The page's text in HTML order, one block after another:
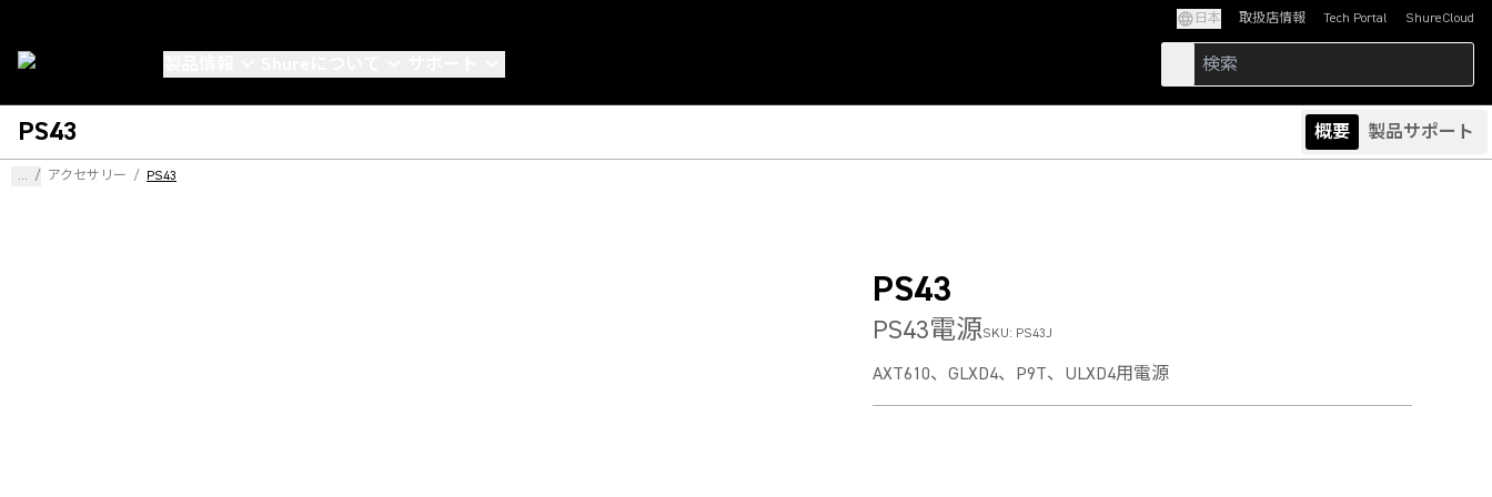
日本 取扱店情報 Tech Portal
(Opens in a new tab)ShureCloud
(Opens in a new
PS43 概要 製品サポート
... / アクセサリー / PS43
PS43
PS43電源SKU: PS43J
AXT610、GLXD4、P9T、ULXD4用電源